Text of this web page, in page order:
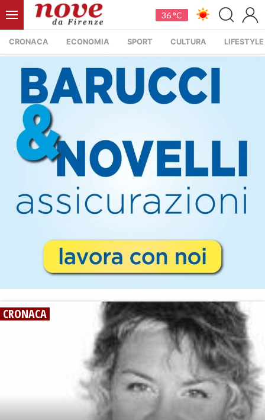
36 °C
CRONACA ECONOMIA SPORT CULTURA LIFESTYLE
CRONACA